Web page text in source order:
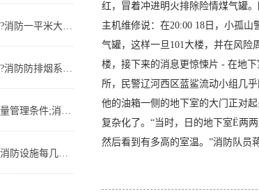
做消防每平米大概多少钱?消防一平米大约多少钱
消防防排烟系统维护要求?消防防排烟系统包括什么
消防器材对维修人员和质量管理条件;消防器材管理要求
消防设施一年检查几次，消防设施每几年检查一次
红，冒着冲进明火排除险情煤气罐
主机维修说：在20:00 18日，小孤
气罐，这样一旦101大楼，并在风险
楼，接下来的消息更惊悚片 - 在地
所，民警辽河西区蓝鲨流动小组几
他的油箱一侧的地下室的大门正对
复杂化了。“当时，日的地下室Ë两
然后看到有多高的室温。”消防队员